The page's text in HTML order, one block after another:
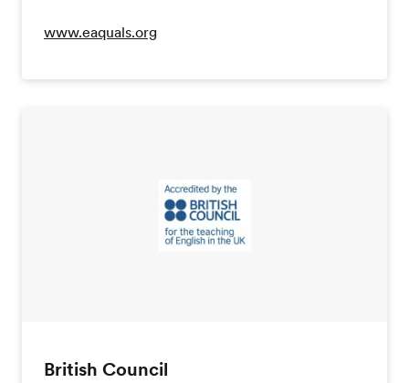
www.eaquals.org
British Council